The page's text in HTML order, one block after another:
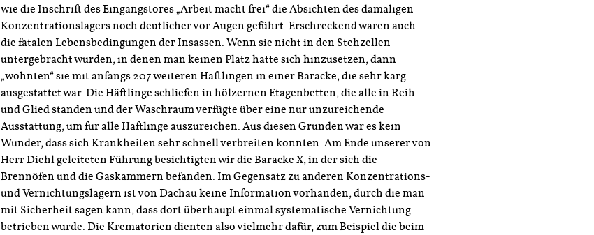
wie die Inschrift des Eingangstores „Arbeit macht frei“ die Absichten des damaligen
Konzentrationslagers noch deutlicher vor Augen geführt. Erschreckend waren auch
die fatalen Lebensbedingungen der Insassen. Wenn sie nicht in den Stehzellen
untergebracht wurden, in denen man keinen Platz hatte sich hinzusetzen, dann
„wohnten“ sie mit anfangs 207 weiteren Häftlingen in einer Baracke, die sehr karg
ausgestattet war. Die Häftlinge schliefen in hölzernen Etagenbetten, die alle in Reih
und Glied standen und der Waschraum verfügte über eine nur unzureichende
Ausstattung, um für alle Häftlinge auszureichen. Aus diesen Gründen war es kein
Wunder, dass sich Krankheiten sehr schnell verbreiten konnten. Am Ende unserer von
Herr Diehl geleiteten Führung besichtigten wir die Baracke X, in der sich die
Brennöfen und die Gaskammern befanden. Im Gegensatz zu anderen Konzentrations-
und Vernichtungslagern ist von Dachau keine Information vorhanden, durch die man
mit Sicherheit sagen kann, dass dort überhaupt einmal systematische Vernichtung
betrieben wurde. Die Krematorien dienten also vielmehr dafür, zum Beispiel die beim